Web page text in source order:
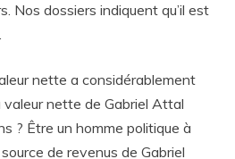
Nos dossiers indiquent qu’il est
nette a considérablement
valeur nette de Gabriel Attal
? Être un homme politique à
de revenus de Gabriel